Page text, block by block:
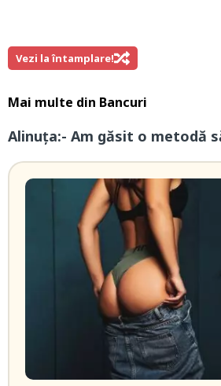
Vezi la întamplare!
Mai multe din Bancuri
Alinuța:- Am găsit o metodă